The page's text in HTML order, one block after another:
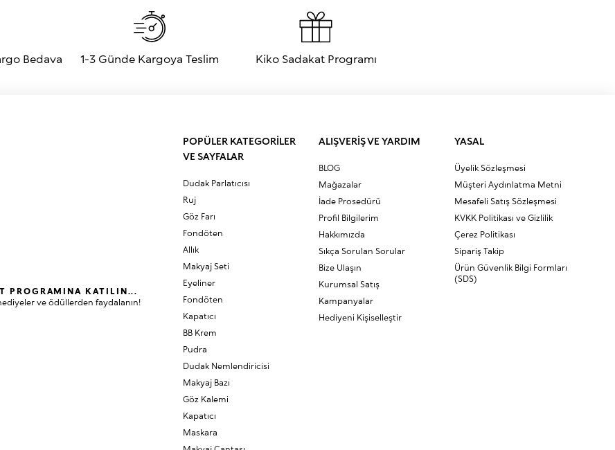
Bedava 1-3 Günde Kargoya Teslim Kiko Sadakat Programı
PROGRAMINA KATILIN...
ve ödüllerden faydalanın!
POPÜLER KATEGORİLER
VE SAYFALAR
Dudak Parlatıcısı
Ruj
Göz Farı
Fondöten
Allık
Makyaj Seti
Eyeliner
Fondöten
Kapatıcı
BB Krem
Pudra
Dudak Nemlendiricisi
Makyaj Bazı
Göz Kalemi
Kapatıcı
Maskara
ALIŞVERİŞ VE YARDIM
BLOG
Mağazalar
İade Prosedürü
Profil Bilgilerim
Hakkımızda
Sıkça Sorulan Sorular
Bize Ulaşın
Kurumsal Satış
Kampanyalar
Hediyeni Kişiselleştir
YASAL
Üyelik Sözleşmesi
Müşteri Aydınlatma Metni
Mesafeli Satış Sözleşmesi
KVKK Politikası ve Gizlilik
Çerez Politikası
Sipariş Takip
Ürün Güvenlik Bilgi Formları
(SDS)